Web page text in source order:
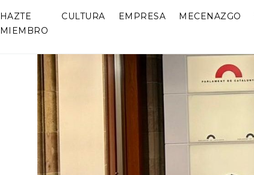
HAZTE
MIEMBRO
CULTURA EMPRESA MECENAZGO